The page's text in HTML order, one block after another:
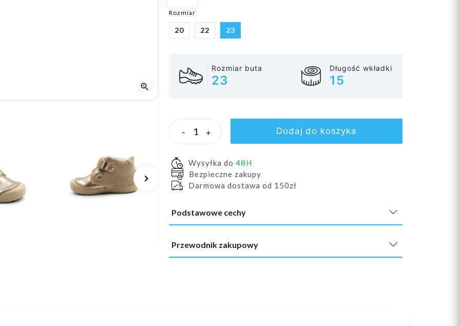
zoom_in
Następny
keyboard_arrow_right
Rozmiar
20 22 23
Rozmiar buta
23
Długość wkładki
15
- + Dodaj do koszyka
Wysyłka do 48H
Bezpieczne zakupy
Darmowa dostawa od 150zł
Podstawowe cechy
Przewodnik zakupowy